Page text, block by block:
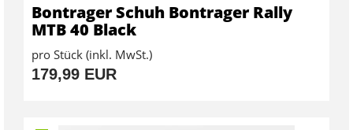
Bontrager Schuh Bontrager Rally
MTB 40 Black
pro Stück (inkl. MwSt.)
179,99 EUR